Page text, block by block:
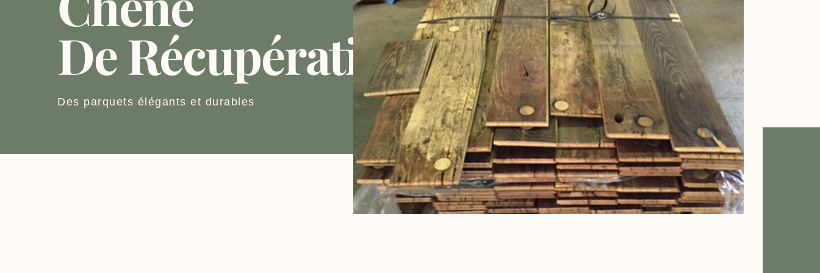
De Récupération
Des parquets élégants et durables